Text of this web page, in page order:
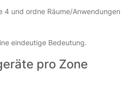
4 und ordne Räume/Anwendungen
eindeutige Bedeutung.
pro Zone